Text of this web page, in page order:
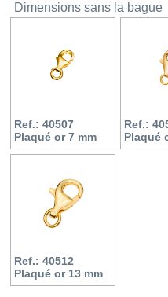
Dimensions sans la bague
Ref.: 40507
Plaqué or 7 mm
Ref.:
Plaqué
Ref.: 40512
Plaqué or 13 mm